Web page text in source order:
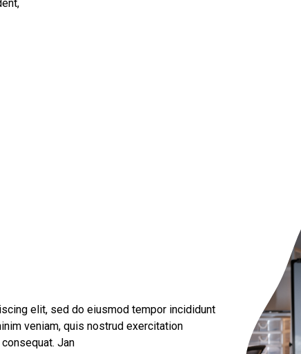
elit, sed do eiusmod tempor incididunt
veniam, quis nostrud exercitation
Jan